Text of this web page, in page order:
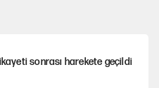
şikayeti sonrası harekete geçildi